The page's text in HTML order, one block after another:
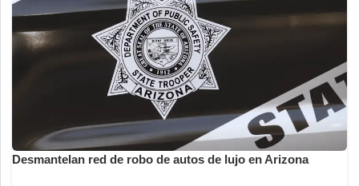
Desmantelan red de robo de autos de lujo en Arizona